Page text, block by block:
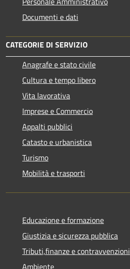
Documenti e dati
CATEGORIE DI SERVIZIO
Anagrafe e stato civile
Cultura e tempo libero
Vita lavorativa
Imprese e Commercio
Appalti pubblici
Catasto e urbanistica
Turismo
Mobilità e trasporti
Educazione e formazione
Giustizia e sicurezza pubblica
Tributi,finanze e contravvenzioni
Ambiente